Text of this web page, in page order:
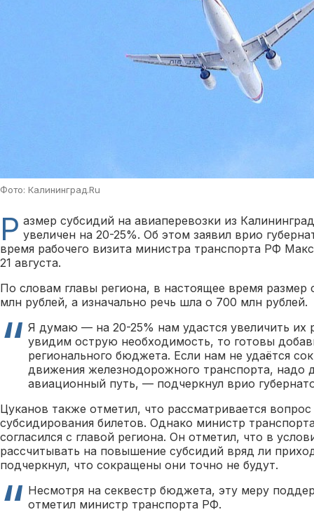
Фото: Калининград.Ru
Р азмер субсидий на авиаперевозки из
увеличен на 20-25%. Об этом заявил врио
время рабочего визита министра транспорта РФ
21 августа.
По словам главы региона, в настоящее время размер
млн рублей, а изначально речь шла о 700 млн рублей.
Я думаю — на 20-25% нам удастся увеличить их
увидим острую необходимость, то готовы
регионального бюджета. Если нам не удаётся
движения железнодорожного транспорта, надо
авиационный путь, — подчеркнул врио
Цуканов также отметил, что рассматривается вопрос
субсидирования билетов. Однако министр
согласился с главой региона. Он отметил, что в
рассчитывать на повышение субсидий вряд ли
подчеркнул, что сокращены они точно не будут.
Несмотря на секвестр бюджета, эту меру
отметил министр транспорта РФ.